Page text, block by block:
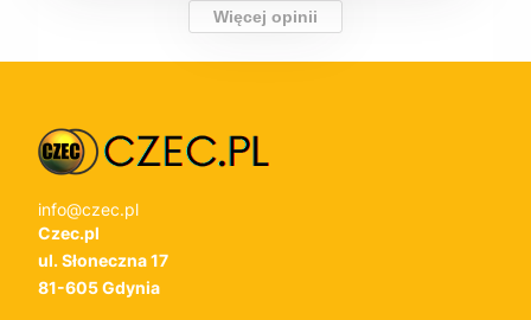
Więcej opinii
info@czec.pl
Czec.pl
ul. Słoneczna 17
81-605 Gdynia